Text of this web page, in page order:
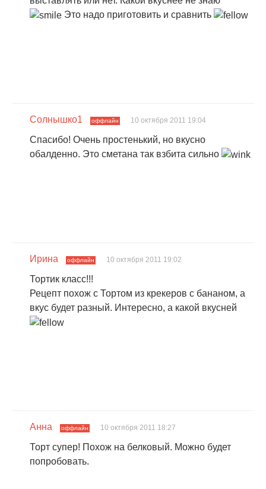
Это надо приготовить и сравнить
Солнышко1 оффлайн 10 октября 2011 19:04
Спасибо! Очень простенький, но вкусно
обалденно. Это сметана так взбита сильно
Ирина оффлайн 10 октября 2011 19:02
Тортик класс!!!
Рецепт похож с Тортом из крекеров с бананом, а
вкус будет разный. Интересно, а какой вкусней
Анна оффлайн 10 октября 2011 18:27
Торт супер! Похож на белковый. Можно будет
попробовать.